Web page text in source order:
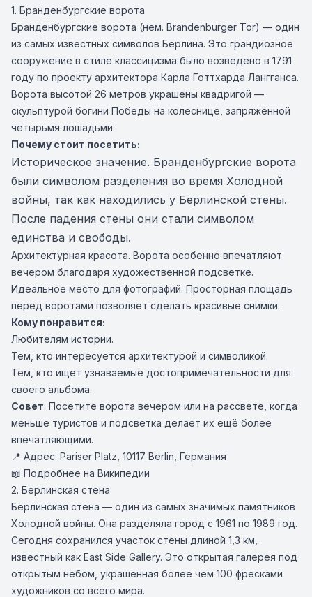
1. Бранденбургские ворота
Бранденбургские ворота (нем. Brandenburger Tor) — один
из самых известных символов Берлина. Это грандиозное
сооружение в стиле классицизма было возведено в 1791
году по проекту архитектора Карла Готтхарда Лангганса.
Ворота высотой 26 метров украшены квадригой —
скульптурой богини Победы на колеснице, запряжённой
четырьмя лошадьми.
Почему стоит посетить:
Историческое значение. Бранденбургские ворота
были символом разделения во время Холодной
войны, так как находились у Берлинской стены.
После падения стены они стали символом
единства и свободы.
Архитектурная красота. Ворота особенно впечатляют
вечером благодаря художественной подсветке.
Идеальное место для фотографий. Просторная площадь
перед воротами позволяет сделать красивые снимки.
Кому понравится:
Любителям истории.
Тем, кто интересуется архитектурой и символикой.
Тем, кто ищет узнаваемые достопримечательности для
своего альбома.
Совет: Посетите ворота вечером или на рассвете, когда
меньше туристов и подсветка делает их ещё более
впечатляющими.
📍 Адрес: Pariser Platz, 10117 Berlin, Германия
📖 Подробнее на Википедии
2. Берлинская стена
Берлинская стена — один из самых значимых памятников
Холодной войны. Она разделяла город с 1961 по 1989 год.
Сегодня сохранился участок стены длиной 1,3 км,
известный как East Side Gallery. Это открытая галерея под
открытым небом, украшенная более чем 100 фресками
художников со всего мира.